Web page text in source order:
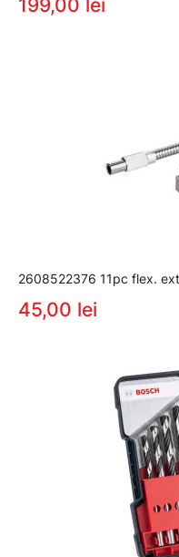
199,00 lei
2608522376 11pc flex.
45,00 lei